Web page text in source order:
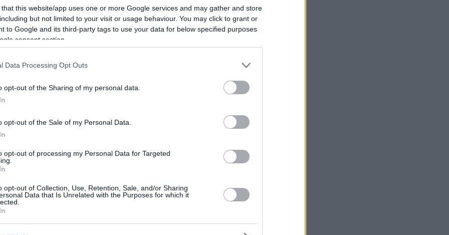
that this website/app uses one or more Google services and may gather and store
but not limited to your visit or usage behaviour. You may click to grant or
to Google and its third-party tags to use your data for below specified purposes
consent section.
Data Processing Opt Outs
opt-out of the Sharing of my personal data.
opt-out of the Sale of my Personal Data.
opt-out of processing my Personal Data for Targeted
opt-out of Collection, Use, Retention, Sale, and/or Sharing
Data that Is Unrelated with the Purposes for which it
is köszönhetően külön egységet képez a
magasfényű fa frontjaival, rozsdamentes